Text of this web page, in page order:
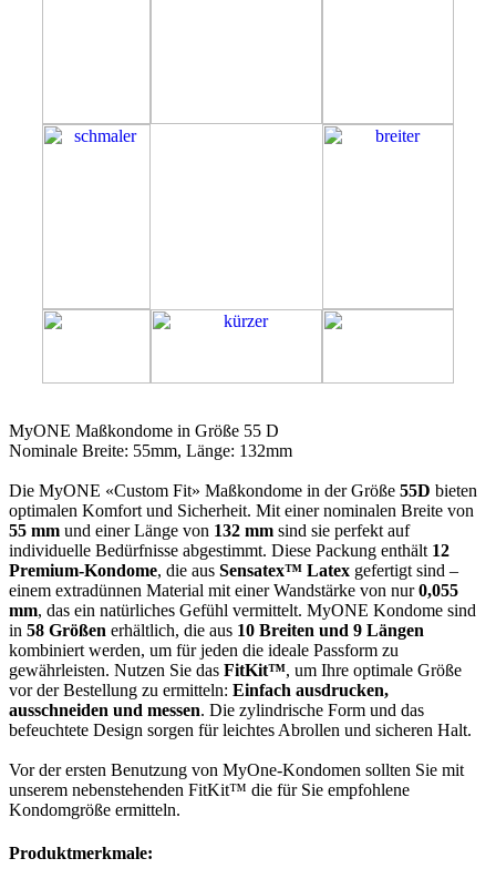
MyONE Maßkondome in Größe 55 D
Nominale Breite: 55mm, Länge: 132mm
Die MyONE «Custom Fit» Maßkondome in der Größe 55D bieten
optimalen Komfort und Sicherheit. Mit einer nominalen Breite von
55 mm und einer Länge von 132 mm sind sie perfekt auf
individuelle Bedürfnisse abgestimmt. Diese Packung enthält 12
Premium-Kondome, die aus Sensatex™ Latex gefertigt sind –
einem extradünnen Material mit einer Wandstärke von nur0,055
mm, das ein natürliches Gefühl vermittelt. MyONE Kondome sind
in 58 Größen erhältlich, die aus 10 Breiten und 9 Längen
kombiniert werden, um für jeden die ideale Passform zu
gewährleisten. Nutzen Sie das FitKit™, um Ihre optimale Größe
vor der Bestellung zu ermitteln: Einfach ausdrucken,
ausschneiden und messen. Die zylindrische Form und das
befeuchtete Design sorgen für leichtes Abrollen und sicheren Halt.
Vor der ersten Benutzung von MyOne-Kondomen sollten Sie mit
unserem nebenstehenden FitKit™ die für Sie empfohlene
Kondomgröße ermitteln.
Produktmerkmale: